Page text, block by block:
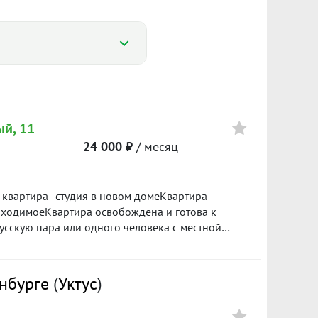
1 101 ₽/м²
I пол. 2026
1000 ₽/м²
11
24 000 ₽ / месяц
студия в новом домеКвартира
освобождена и готова к
пара или одного человека с местной
срокзвоните прямо сейчас для
(Уктус)